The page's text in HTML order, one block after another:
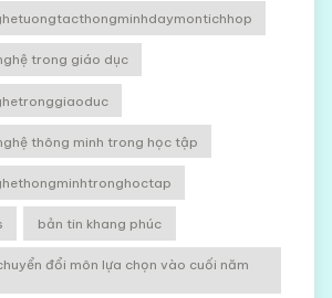
trong giáo dục
thông minh trong học tập
bản tin khang phúc
đổi môn lựa chọn vào cuối năm